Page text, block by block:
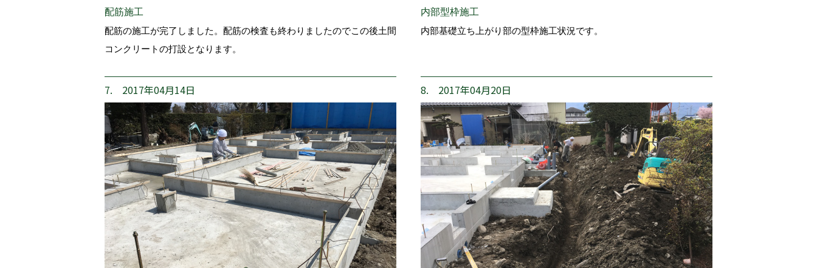
配筋施工
配筋の施工が完了しました。配筋の検査も終わりましたのでこの後土間
コンクリートの打設となります。
内部型枠施工
内部基礎立ち上がり部の型枠施工状況です。
7. 2017年04月14日 8. 2017年04月20日